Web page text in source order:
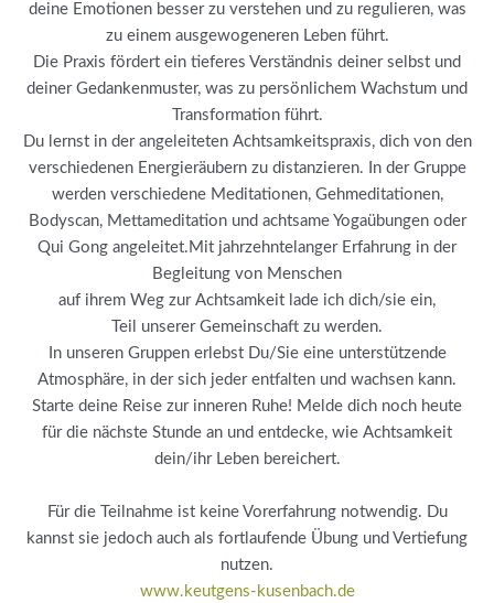
deine Emotionen besser zu verstehen und zu regulieren, was
zu einem ausgewogeneren Leben führt.
Die Praxis fördert ein tieferes Verständnis deiner selbst und
deiner Gedankenmuster, was zu persönlichem Wachstum und
Transformation führt.
Du lernst in der angeleiteten Achtsamkeitspraxis, dich von den
verschiedenen Energieräubern zu distanzieren. In der Gruppe
werden verschiedene Meditationen, Gehmeditationen,
Bodyscan, Mettameditation und achtsame Yogaübungen oder
Qui Gong angeleitet.Mit jahrzehntelanger Erfahrung in der
Begleitung von Menschen
auf ihrem Weg zur Achtsamkeit lade ich dich/sie ein,
Teil unserer Gemeinschaft zu werden.
In unseren Gruppen erlebst Du/Sie eine unterstützende
Atmosphäre, in der sich jeder entfalten und wachsen kann.
Starte deine Reise zur inneren Ruhe! Melde dich noch heute
für die nächste Stunde an und entdecke, wie Achtsamkeit
dein/ihr Leben bereichert.
Für die Teilnahme ist keine Vorerfahrung notwendig. Du
kannst sie jedoch auch als fortlaufende Übung und Vertiefung
nutzen.
www.keutgens-kusenbach.de